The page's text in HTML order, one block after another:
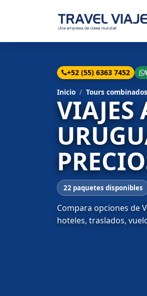
+52 (55) 6363 7452
Inicio Tours combinados
VIAJES
22 paquetes disponibles
Compara opciones de
hoteles, traslados,